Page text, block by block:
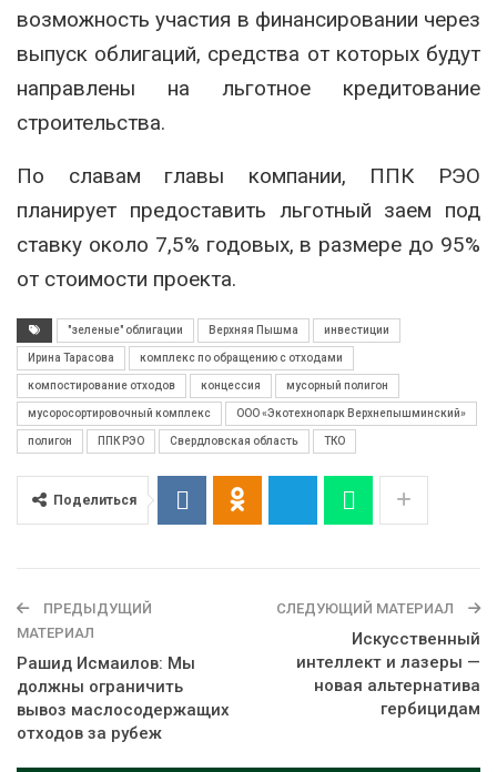
возможность участия в финансировании через
выпуск облигаций, средства от которых будут
направлены на льготное кредитование
строительства.
По славам главы компании, ППК РЭО
планирует предоставить льготный заем под
ставку около 7,5% годовых, в размере до 95%
от стоимости проекта.
"зеленые" облигации Верхняя Пышма инвестиции
Ирина Тарасова комплекс по обращению с отходами
компостирование отходов концессия мусорный полигон
мусоросортировочный комплекс ООО «Экотехнопарк Верхнепышминский»
полигон ППК РЭО Свердловская область ТКО
Поделиться
ПРЕДЫДУЩИЙ
МАТЕРИАЛ
Рашид Исмаилов: Мы
должны ограничить
вывоз маслосодержащих
отходов за рубеж
СЛЕДУЮЩИЙ МАТЕРИАЛ
Искусственный
интеллект и лазеры —
новая альтернатива
гербицидам